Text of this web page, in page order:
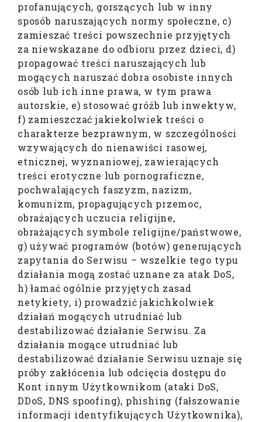
profanujących, gorszących lub w inny
sposób naruszających normy społeczne, c)
zamieszać treści powszechnie przyjętych
za niewskazane do odbioru przez dzieci, d)
propagować treści naruszających lub
mogących naruszać dobra osobiste innych
osób lub ich inne prawa, w tym prawa
autorskie, e) stosować gróźb lub inwektyw,
f) zamieszczać jakiekolwiek treści o
charakterze bezprawnym, w szczególności
wzywających do nienawiści rasowej,
etnicznej, wyznaniowej, zawierających
treści erotyczne lub pornograficzne,
pochwalających faszyzm, nazizm,
komunizm, propagujących przemoc,
obrażających uczucia religijne,
obrażających symbole religijne/państwowe,
g) używać programów (botów) generujących
zapytania do Serwisu – wszelkie tego typu
działania mogą zostać uznane za atak DoS,
h) łamać ogólnie przyjętych zasad
netykiety, i) prowadzić jakichkolwiek
działań mogących utrudniać lub
destabilizować działanie Serwisu. Za
działania mogące utrudniać lub
destabilizować działanie Serwisu uznaje się
próby zakłócenia lub odcięcia dostępu do
Kont innym Użytkownikom (ataki DoS,
DDoS, DNS spoofing), phishing (fałszowanie
informacji identyfikujących Użytkownika),